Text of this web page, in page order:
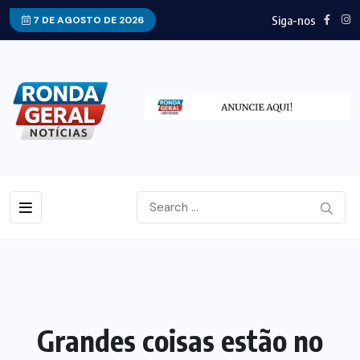
7 DE AGOSTO DE 2026 Siga-nos
Grandes coisas estão no